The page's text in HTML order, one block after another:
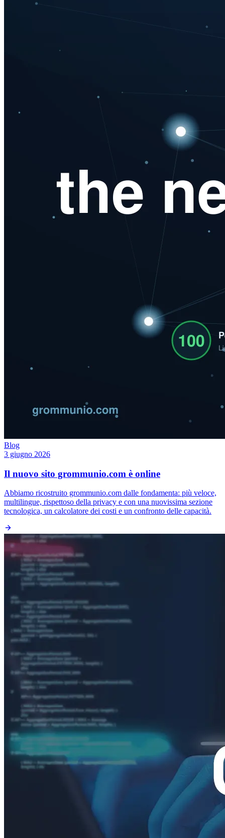
Blog
3 giugno 2026
Il nuovo sito grommunio.com è online
Abbiamo ricostruito grommunio.com dalle fondamenta: più veloce,
multilingue, rispettoso della privacy e con una nuovissima sezione
tecnologica, un calcolatore dei costi e un confronto delle capacità.